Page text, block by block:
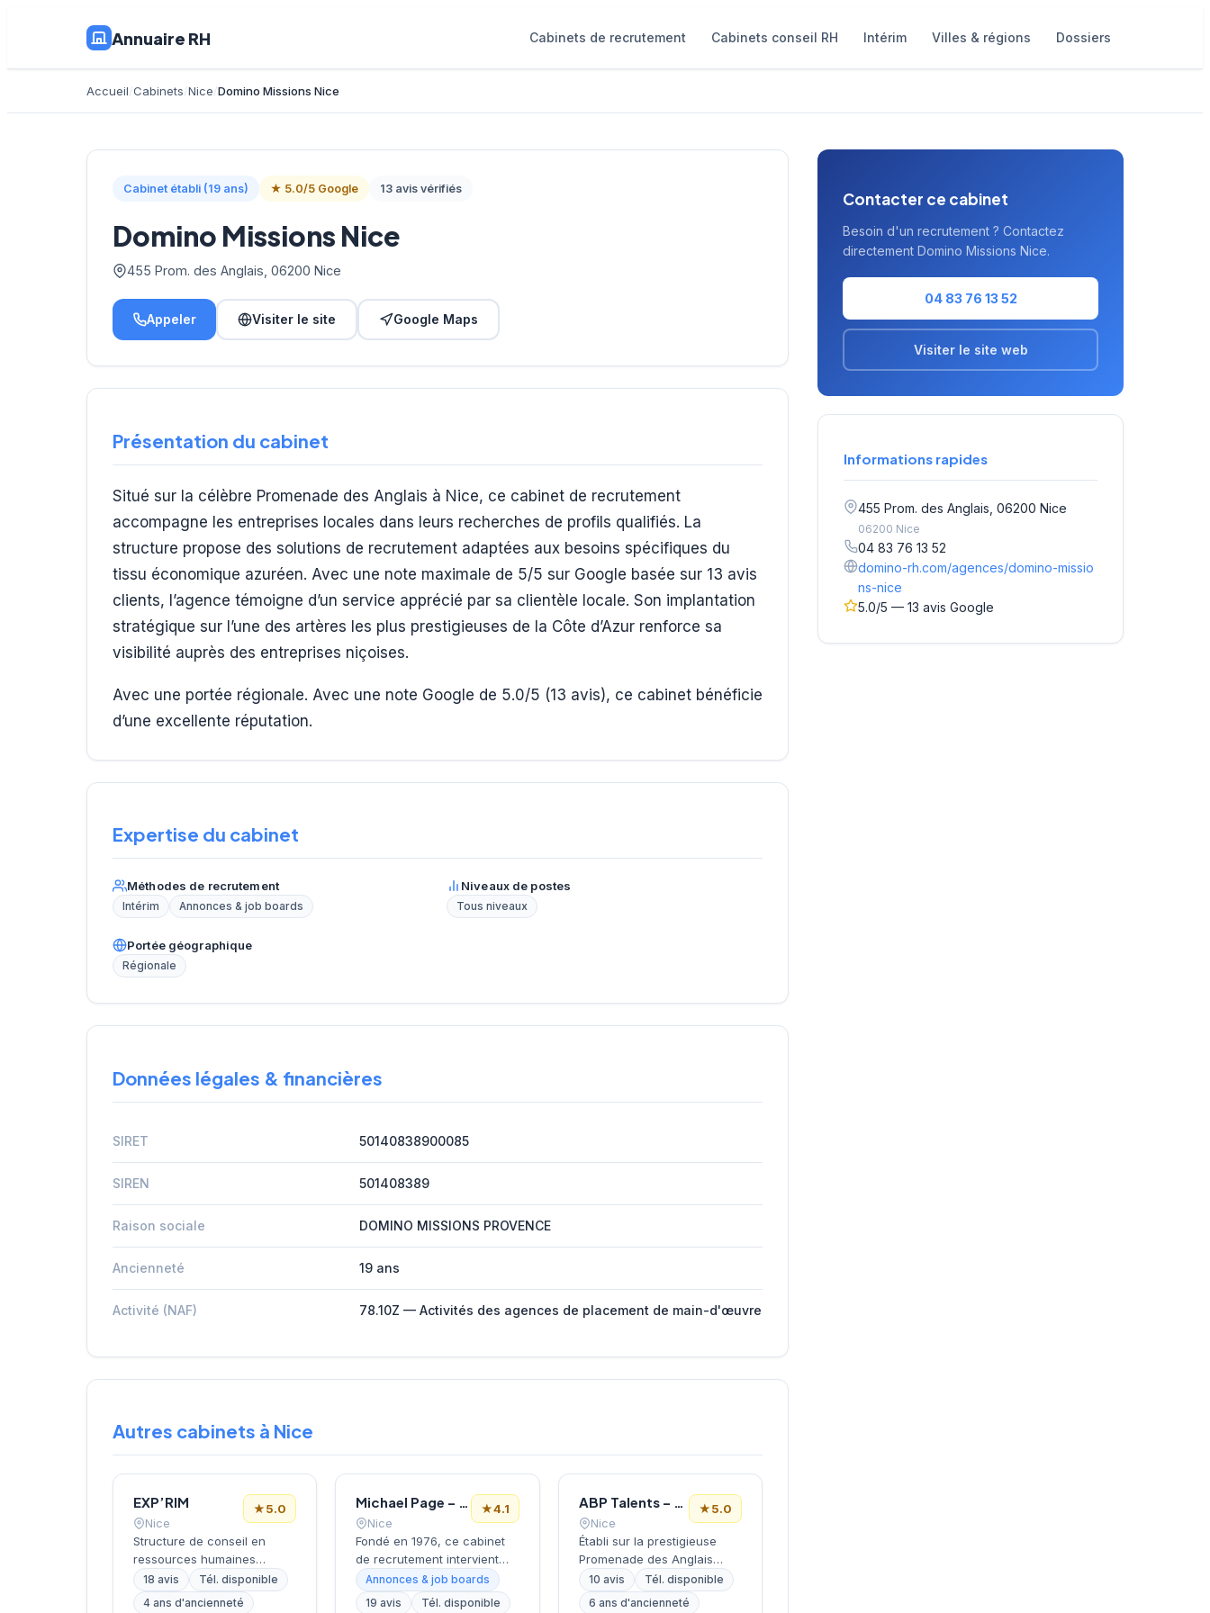
Annuaire RH Cabinets de recrutement Cabinets conseil RH Intérim Villes & régions Dossiers
Accueil Cabinets Nice Domino Missions Nice
Cabinet établi (19 ans) ★ 5.0/5 Google 13 avis vérifiés
Domino Missions Nice
455 Prom. des Anglais, 06200 Nice
Appeler Visiter le site Google Maps
Présentation du cabinet
Situé sur la célèbre Promenade des Anglais à Nice, ce cabinet de recrutement
accompagne les entreprises locales dans leurs recherches de profils qualifiés. La
structure propose des solutions de recrutement adaptées aux besoins spécifiques du
tissu économique azuréen. Avec une note maximale de 5/5 sur Google basée sur 13 avis
clients, l’agence témoigne d’un service apprécié par sa clientèle locale. Son implantation
stratégique sur l’une des artères les plus prestigieuses de la Côte d’Azur renforce sa
visibilité auprès des entreprises niçoises.
Avec une portée régionale. Avec une note Google de 5.0/5 (13 avis), ce cabinet bénéficie
d’une excellente réputation.
Expertise du cabinet
Méthodes de recrutement
Intérim Annonces & job boards
Niveaux de postes
Tous niveaux
Portée géographique
Régionale
Données légales & financières
SIRET 50140838900085
SIREN 501408389
Raison sociale DOMINO MISSIONS PROVENCE
Ancienneté 19 ans
Activité (NAF) 78.10Z — Activités des agences de placement de main-d'œuvre
Autres cabinets à Nice
EXP’RIM
Nice
★5.0
Structure de conseil en
ressources humaines
dirigée par GANNAR, cette
entreprise niçoise intervient
18 avis
Tél. disponible
4 ans d'ancienneté
Michael Page – Cabinet de Recrutement Nice
Nice
★4.1
Fondé en 1976, ce cabinet
de recrutement intervient
depuis son bureau niçois
situé sur la prestigieuse
Annonces & job boards
19 avis
Tél. disponible
ABP Talents – Cabinet conseil RH, Recrutement, Centre de Bilans de compétences
Nice
★5.0
Établi sur la prestigieuse
Promenade des Anglais
dans l'immeuble Nice
Premier, ce cabinet de
10 avis
Tél. disponible
6 ans d'ancienneté
Contacter ce cabinet
Besoin d'un recrutement ? Contactez
directement Domino Missions Nice.
04 83 76 13 52
Visiter le site web
Informations rapides
455 Prom. des Anglais, 06200 Nice
06200 Nice
04 83 76 13 52
domino-rh.com/agences/domino-missio
ns-nice
5.0/5 — 13 avis Google